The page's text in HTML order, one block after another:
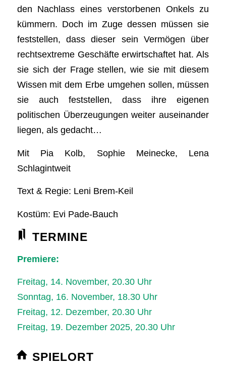
den Nachlass eines verstorbenen Onkels zu
kümmern. Doch im Zuge dessen müssen sie
feststellen, dass dieser sein Vermögen über
rechtsextreme Geschäfte erwirtschaftet hat. Als
sie sich der Frage stellen, wie sie mit diesem
Wissen mit dem Erbe umgehen sollen, müssen
sie auch feststellen, dass ihre eigenen
politischen Überzeugungen weiter auseinander
liegen, als gedacht…
Mit Pia Kolb, Sophie Meinecke, Lena
Schlagintweit
Text & Regie: Leni Brem-Keil
Kostüm: Evi Pade-Bauch
TERMINE
Premiere:
Freitag, 14. November, 20.30 Uhr
Sonntag, 16. November, 18.30 Uhr
Freitag, 12. Dezember, 20.30 Uhr
Freitag, 19. Dezember 2025, 20.30 Uhr
SPIELORT